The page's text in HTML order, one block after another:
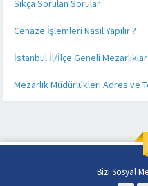
Sıkça Sorulan Sorular
Cenaze İşlemleri Nasıl Yapılır ?
İstanbul İl/İlçe Geneli
Mezarlık Müdürlükleri Adres ve
Bizi Sosyal